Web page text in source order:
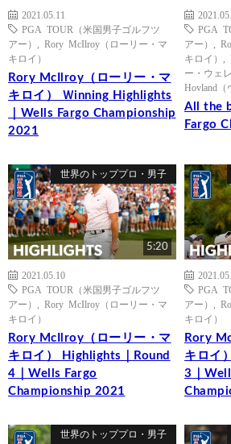
2021.05.11
PGA TOUR（米国男子ゴルフツ
アー）
Rory McIlroy（ローリー・マ
キロイ）
Rory McIlroy（ローリー・マ
キロイ） Ｗinning Highlights
｜Wells Fargo Championship
2021
PGA
アー）
キロイ）
ー・ウェ
Hovland（
All the
Fargo
世界のトッププロ・男子
5:20
2021.05.10
PGA TOUR（米国男子ゴルフツ
アー）
Rory McIlroy（ローリー・マ
キロイ）
Rory McIlroy（ローリー・マ
キロイ） Highlights｜Round
4｜Wells Fargo
Championship 2021
PGA
アー）
キロイ）
Rory
キロイ
3｜
世界のトッププロ・男子